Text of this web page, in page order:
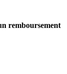
remboursement